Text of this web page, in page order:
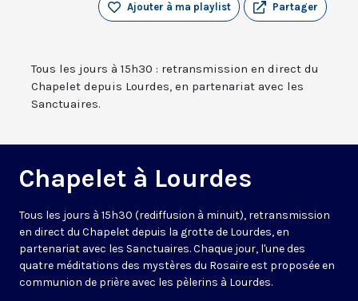
Partager
Ajouter à ma playlist
Tous les jours à 15h30 : retransmission en direct du
Chapelet depuis Lourdes, en partenariat avec les
Sanctuaires.
Chapelet à Lourdes
Tous les jours à 15h30 (rediffusion à minuit), retransmission
en direct du Chapelet depuis la grotte de Lourdes, en
partenariat avec les Sanctuaires. Chaque jour, l'une des
quatre méditations des mystères du Rosaire est proposée en
communion de prière avec les pèlerins à Lourdes.